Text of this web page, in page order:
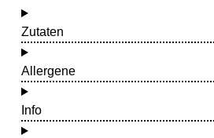
Zutaten
Allergene
Info